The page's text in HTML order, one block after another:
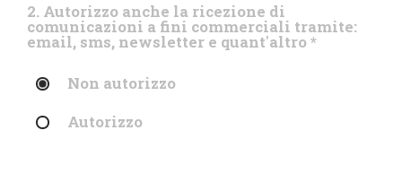
2. Autorizzo anche la ricezione di
comunicazioni a fini commerciali tramite:
email, sms, newsletter e quant'altro*
Non autorizzo
Autorizzo